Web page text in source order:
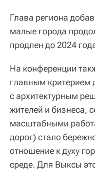
Глава региона
малые города
продлен до 2024
На конференции
главным критерием
с архитектурным
жителей и бизнеса,
масштабными
дорог) стало
отношение к духу
среде. Для Выксы